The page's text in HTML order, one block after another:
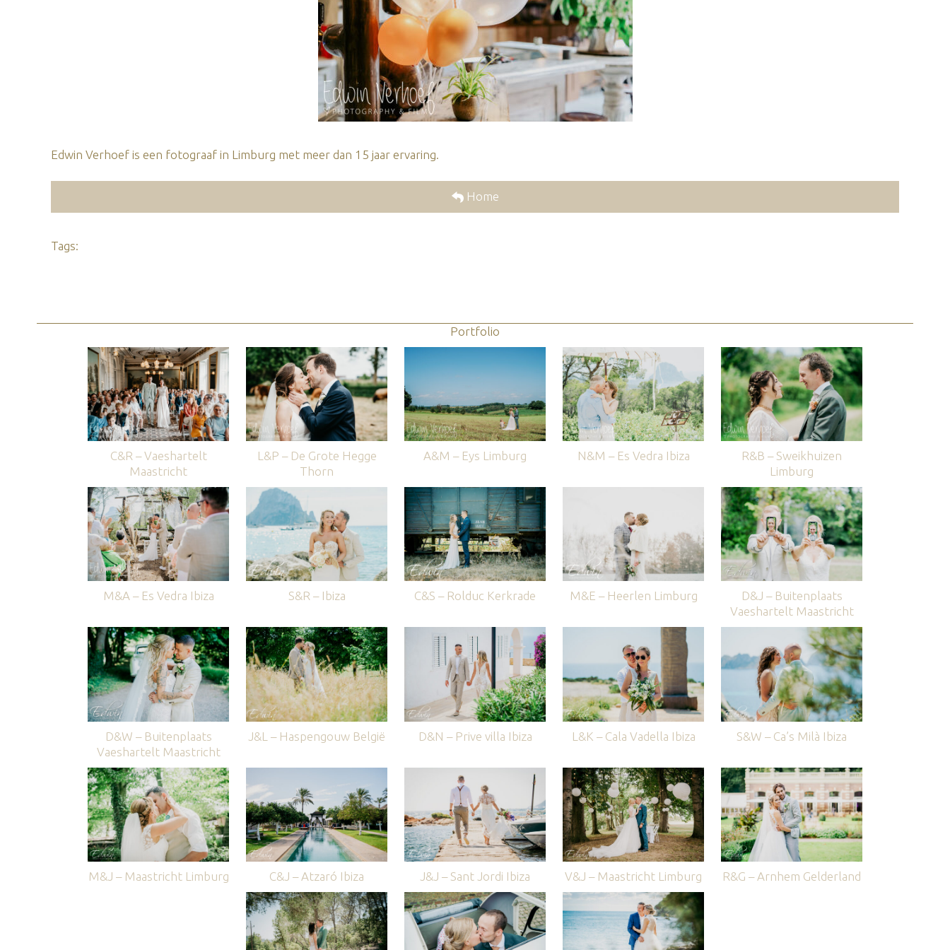
Edwin Verhoef is een fotograaf in Limburg met meer dan 15 jaar ervaring.
Home
Tags:
Portfolio
C&R – Vaeshartelt
Maastricht
L&P – De Grote Hegge
Thorn
A&M – Eys Limburg N&M – Es Vedra Ibiza
R&B – Sweikhuizen
Limburg
M&A – Es Vedra Ibiza S&R – Ibiza C&S – Rolduc Kerkrade M&E – Heerlen Limburg
D&J – Buitenplaats
Vaeshartelt Maastricht
D&W – Buitenplaats
Vaeshartelt Maastricht
J&L – Haspengouw België D&N – Prive villa Ibiza L&K – Cala Vadella Ibiza S&W – Ca’s Milà Ibiza
M&J – Maastricht Limburg C&J – Atzaró Ibiza J&J – Sant Jordi Ibiza V&J – Maastricht Limburg R&G – Arnhem Gelderland